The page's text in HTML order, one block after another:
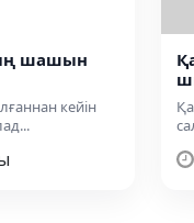
шашын
кейін